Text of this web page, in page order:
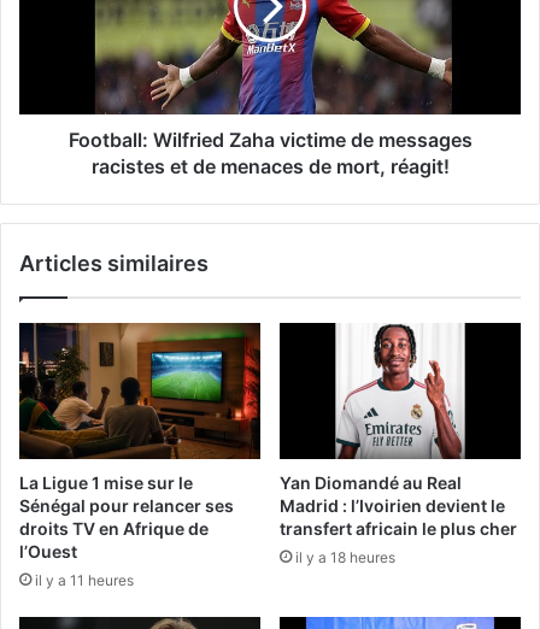
Football: Wilfried Zaha victime de messages
racistes et de menaces de mort, réagit!
Articles similaires
La Ligue 1 mise sur le
Sénégal pour relancer ses
droits TV en Afrique de
l’Ouest
il y a 11 heures
Yan Diomandé au Real
Madrid : l’Ivoirien devient le
transfert africain le plus cher
il y a 18 heures